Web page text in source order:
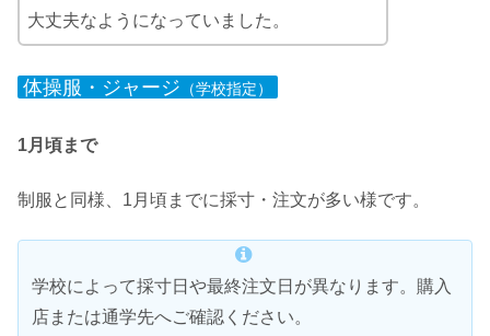
大丈夫なようになっていました。
体操服・ジャージ （学校指定）
1月頃まで
制服と同様、1月頃までに採寸・注文が多い様です。
学校によって採寸日や最終注文日が異なります。購入
店または通学先へご確認ください。